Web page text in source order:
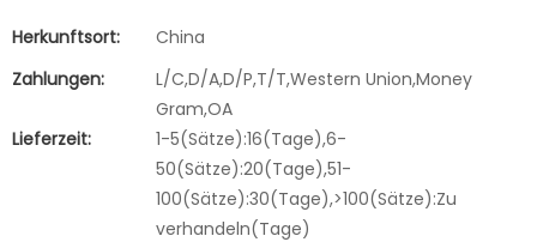
Herkunftsort:
China
Zahlungen:
L/C,D/A,D/P,T/T,Western Union,Money
Gram,OA
Lieferzeit:
1-5(Sätze):16(Tage),6-
50(Sätze):20(Tage),51-
100(Sätze):30(Tage),>100(Sätze):Zu
verhandeln(Tage)